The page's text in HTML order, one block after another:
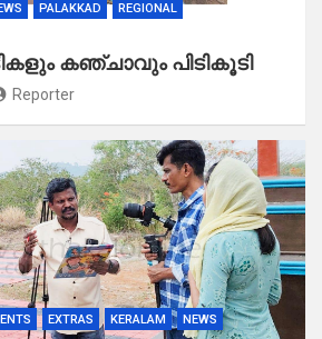
PALAKKAD REGIONAL
കഞ്ചാവും പിടികൂടി
Reporter
EXTRAS KERALAM
NEWS